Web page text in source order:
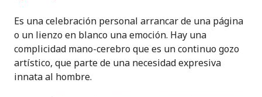
Es una celebración personal arrancar de una página
o un lienzo en blanco una emoción. Hay una
complicidad mano-cerebro que es un continuo gozo
artístico, que parte de una necesidad expresiva
innata al hombre.